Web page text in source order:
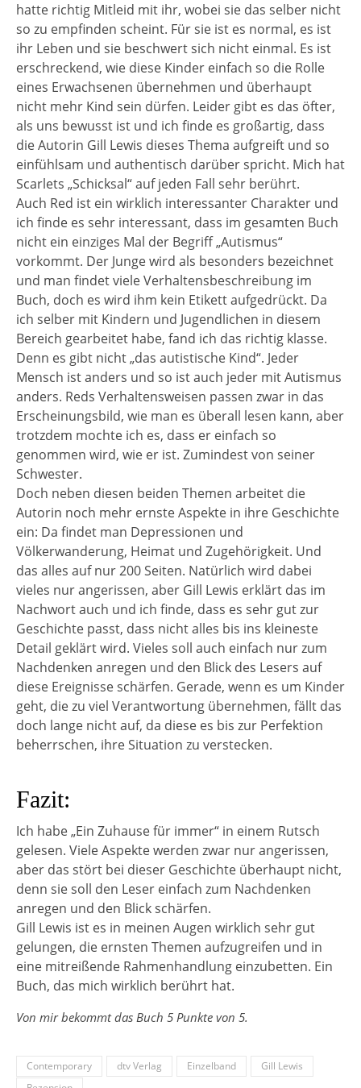
hatte richtig Mitleid mit ihr, wobei sie das selber nicht
so zu empfinden scheint. Für sie ist es normal, es ist
ihr Leben und sie beschwert sich nicht einmal. Es ist
erschreckend, wie diese Kinder einfach so die Rolle
eines Erwachsenen übernehmen und überhaupt
nicht mehr Kind sein dürfen. Leider gibt es das öfter,
als uns bewusst ist und ich finde es großartig, dass
die Autorin Gill Lewis dieses Thema aufgreift und so
einfühlsam und authentisch darüber spricht. Mich hat
Scarlets „Schicksal“ auf jeden Fall sehr berührt.
Auch Red ist ein wirklich interessanter Charakter und
ich finde es sehr interessant, dass im gesamten Buch
nicht ein einziges Mal der Begriff „Autismus“
vorkommt. Der Junge wird als besonders bezeichnet
und man findet viele Verhaltensbeschreibung im
Buch, doch es wird ihm kein Etikett aufgedrückt. Da
ich selber mit Kindern und Jugendlichen in diesem
Bereich gearbeitet habe, fand ich das richtig klasse.
Denn es gibt nicht „das autistische Kind“. Jeder
Mensch ist anders und so ist auch jeder mit Autismus
anders. Reds Verhaltensweisen passen zwar in das
Erscheinungsbild, wie man es überall lesen kann, aber
trotzdem mochte ich es, dass er einfach so
genommen wird, wie er ist. Zumindest von seiner
Schwester.
Doch neben diesen beiden Themen arbeitet die
Autorin noch mehr ernste Aspekte in ihre Geschichte
ein: Da findet man Depressionen und
Völkerwanderung, Heimat und Zugehörigkeit. Und
das alles auf nur 200 Seiten. Natürlich wird dabei
vieles nur angerissen, aber Gill Lewis erklärt das im
Nachwort auch und ich finde, dass es sehr gut zur
Geschichte passt, dass nicht alles bis ins kleineste
Detail geklärt wird. Vieles soll auch einfach nur zum
Nachdenken anregen und den Blick des Lesers auf
diese Ereignisse schärfen. Gerade, wenn es um Kinder
geht, die zu viel Verantwortung übernehmen, fällt das
doch lange nicht auf, da diese es bis zur Perfektion
beherrschen, ihre Situation zu verstecken.
Fazit:
Ich habe „Ein Zuhause für immer“ in einem Rutsch
gelesen. Viele Aspekte werden zwar nur angerissen,
aber das stört bei dieser Geschichte überhaupt nicht,
denn sie soll den Leser einfach zum Nachdenken
anregen und den Blick schärfen.
Gill Lewis ist es in meinen Augen wirklich sehr gut
gelungen, die ernsten Themen aufzugreifen und in
eine mitreißende Rahmenhandlung einzubetten. Ein
Buch, das mich wirklich berührt hat.
Von mir bekommt das Buch 5 Punkte von 5.
Contemporary dtv Verlag Einzelband
Gill Lewis